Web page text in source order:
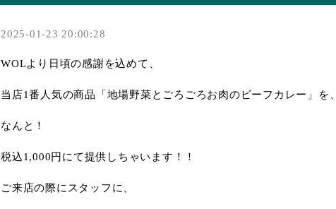
2025-01-23 20:00:28
WOLより 日頃の感謝を込めて、
当店1番人気の商品「地場野菜とごろごろお肉のビーフカレー」を、
なんと！
税込1,000円にて提供しちゃいます！！
ご来店の際にスタッフに、